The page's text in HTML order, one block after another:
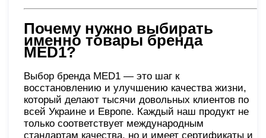
Почему нужно выбирать
именно товары бренда
MED1?
Выбор бренда MED1 — это шаг к
восстановлению и улучшению качества жизни,
который делают тысячи довольных клиентов по
всей Украине и Европе. Каждый наш продукт не
только соответствует международным
стандартам качества, но и имеет сертификаты и